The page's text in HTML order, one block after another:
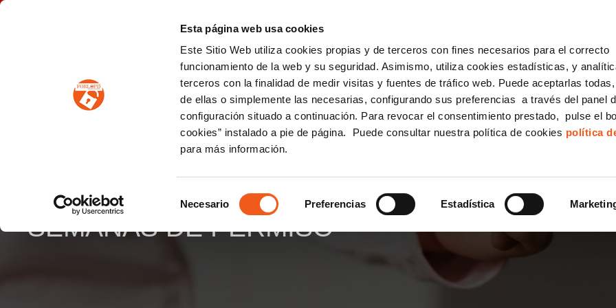
Esta página web usa cookies
Este Sitio Web utiliza cookies propias y de terceros con fines necesarios para el correcto
funcionamiento de la web y su seguridad. Asimismo, utiliza cookies estadísticas, y
terceros con la finalidad de medir visitas y fuentes de tráfico web. Puede aceptarlas
de ellas o simplemente las necesarias, configurando sus preferencias a través del panel
configuración situado a continuación. Para revocar el consentimiento prestado, pulse el
cookies” instalado a pie de página. Puede consultar nuestra política de cookies política
para más información.
de
Necesario Preferencias Estadística
PROTECCION DE DATOS IGUALDAD CONSULTORÍA ECOMMERCE LSSI CANAL DENUNCIAS
EL TRIBUNAL SUPREMO RECONOCE EL
FAMILIAS MONOPARENTALES A LA
SEMANAS DE PERMISO